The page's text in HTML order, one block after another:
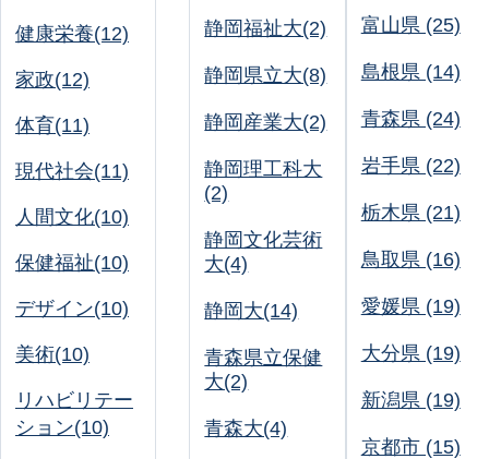
健康栄養(12)
家政(12)
体育(11)
現代社会(11)
人間文化(10)
保健福祉(10)
デザイン(10)
美術(10)
リハビリテー
ション(10)
静岡福祉大(2)
静岡県立大(8)
静岡産業大(2)
静岡理工科大
(2)
静岡文化芸術
大(4)
静岡大(14)
青森県立保健
大(2)
青森大(4)
富山県 (25)
島根県 (14)
青森県 (24)
岩手県 (22)
栃木県 (21)
鳥取県 (16)
愛媛県 (19)
大分県 (19)
新潟県 (19)
京都市 (15)